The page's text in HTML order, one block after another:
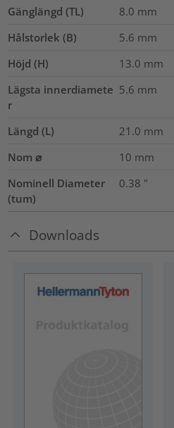
Gänglängd (TL)
8.0 mm
Hålstorlek (B)
5.6 mm
Höjd (H)
13.0 mm
Lägsta innerdiamete
r
5.6 mm
Längd (L) 21.0 mm
Nom ⌀
10 mm
Nominell Diameter
(tum)
0.38 "
Downloads